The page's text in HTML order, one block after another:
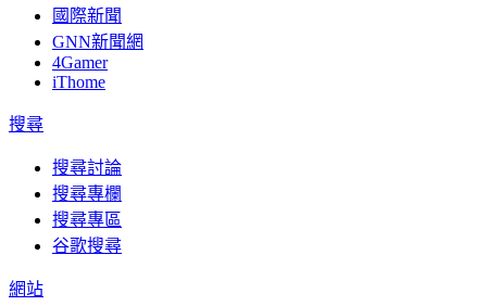
國際新聞
GNN新聞網
4Gamer
iThome
搜尋
搜尋討論
搜尋專欄
搜尋專區
谷歌搜尋
網站